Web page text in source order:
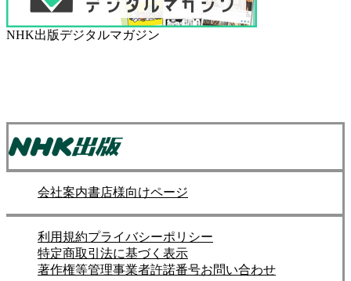
NHK出版デジタルマガジン
会社案内書店様向けページ
利用規約プライバシーポリシー
特定商取引法に基づく表示
著作権等管理事業者許諾番号お問い合わせ